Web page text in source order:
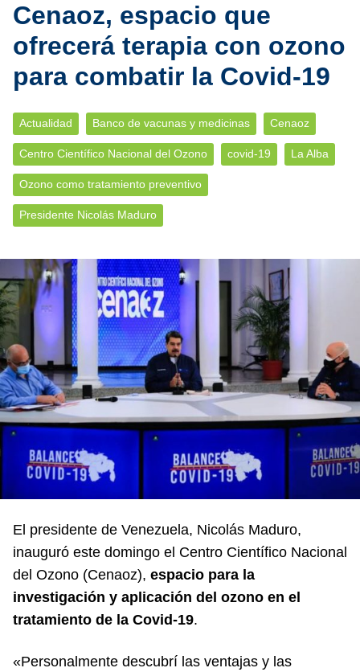
Cenaoz, espacio que
ofrecerá terapia con ozono
para combatir la Covid-19
Actualidad Banco de vacunas y medicinas Cenaoz
Centro Científico Nacional del Ozono covid-19 La Alba
Ozono como tratamiento preventivo
Presidente Nicolás Maduro
El presidente de Venezuela, Nicolás Maduro,
inauguró este domingo el Centro Científico Nacional
del Ozono (Cenaoz), espacio para la
investigación y aplicación del ozono en el
tratamiento de la Covid-19.
«Personalmente descubrí las ventajas y las